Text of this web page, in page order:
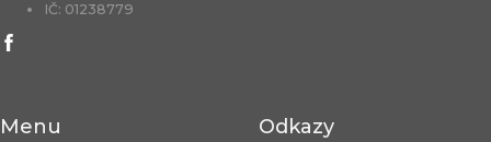
IČ: 01238779
Menu Odkazy